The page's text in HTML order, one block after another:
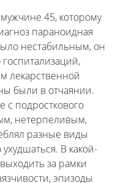
45, которому
параноидная
нестабильным, он
лекарственной
были в отчаянии.
с подросткового
нетерпеливым,
разные виды
В какой-
за рамки
эпизоды